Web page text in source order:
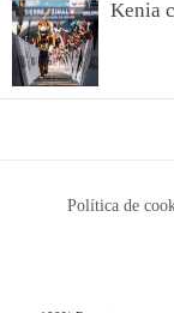
Kenia
Política de